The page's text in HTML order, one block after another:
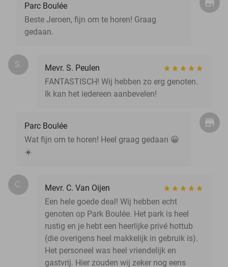
Parc Boulée
Beste Jeroen, fijn om te horen! Graag
gedaan.
S.
Mevr. S. Peulen
FANTASTISCH! Wij hebben zo erg genoten.
Ik kan het iedereen aanbevelen!
Parc Boulée
Wat fijn om te horen! Heel graag gedaan 😀
☀️
C.
Mevr. C. Van Oijen
Een hele goede deal! Wij hebben echt
genoten op Park Boulée. Het park is heel
rustig en je hebt een heerlijke privé hottub
(die overigens heel makkelijk in gebruik is).
Het personeel was heel vriendelijk en
gastvrij. Hier zouden wij zeker nog eens